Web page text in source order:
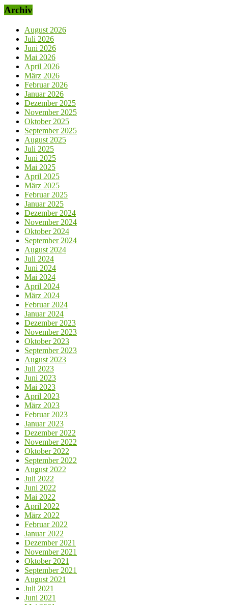
Archiv
August 2026
Juli 2026
Juni 2026
Mai 2026
April 2026
März 2026
Februar 2026
Januar 2026
Dezember 2025
November 2025
Oktober 2025
September 2025
August 2025
Juli 2025
Juni 2025
Mai 2025
April 2025
März 2025
Februar 2025
Januar 2025
Dezember 2024
November 2024
Oktober 2024
September 2024
August 2024
Juli 2024
Juni 2024
Mai 2024
April 2024
März 2024
Februar 2024
Januar 2024
Dezember 2023
November 2023
Oktober 2023
September 2023
August 2023
Juli 2023
Juni 2023
Mai 2023
April 2023
März 2023
Februar 2023
Januar 2023
Dezember 2022
November 2022
Oktober 2022
September 2022
August 2022
Juli 2022
Juni 2022
Mai 2022
April 2022
März 2022
Februar 2022
Januar 2022
Dezember 2021
November 2021
Oktober 2021
September 2021
August 2021
Juli 2021
Juni 2021